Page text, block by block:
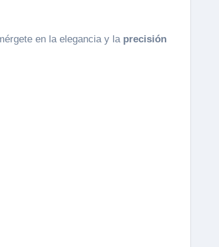
en la elegancia y la precisión